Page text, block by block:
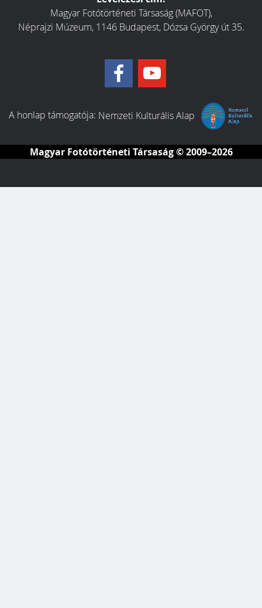
Magyar Fotótörténeti Társaság (MAFOT),
Néprajzi Múzeum, 1146 Budapest, Dózsa György út 35.
A honlap támogatója: Nemzeti Kulturális Alap
Magyar Fotótörténeti Társaság© 2009–2026